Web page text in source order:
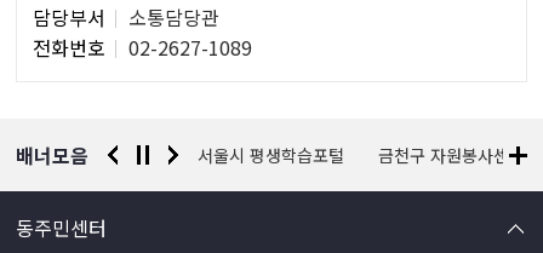
당
자
담당부서
소통담당관
전화번호
02-2627-1089
배너모음
찰청 유실물 통합포털 서울시 평생학습포털 금천구 자원봉사센터
동주민센터